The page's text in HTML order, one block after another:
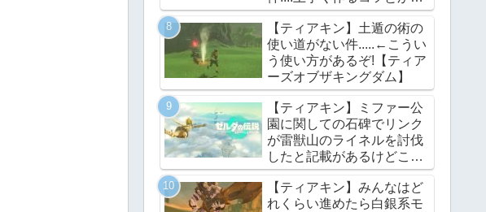
る？【ティアーズオブザキ
ングダム】
【ティアキン】土遁の術の
使い道がない件.....←こうい
う使い方があるぞ!【ティア
ーズオブザキングダム】
【ティアキン】ミファー公
園に関しての石碑でリンク
が雷獣山のライネルを討伐
したと記載があるけどこれ
っていつの話?【ティアー
ズオブザキングダム】
【ティアキン】みんなはど
れくらい進めたら白銀系モ